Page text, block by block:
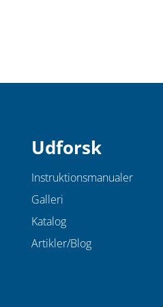
1,65
Udforsk
Instruktionsmanualer
Galleri
Katalog
Artikler/Blog